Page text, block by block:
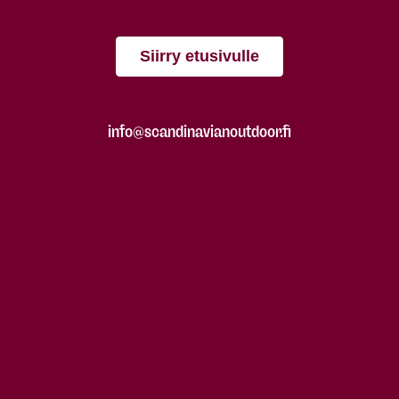
Siirry etusivulle
info@scandinavianoutdoor.fi